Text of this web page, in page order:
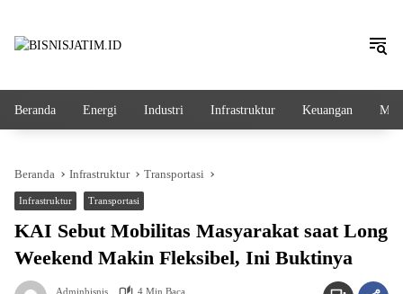
konten
Beranda Energi Industri Infrastruktur Keuangan
Beranda Infrastruktur Transportasi
Infrastruktur Transportasi
KAI Sebut Mobilitas Masyarakat saat Long
Weekend Makin Fleksibel, Ini Buktinya
Adminbisnis
4 Min Baca